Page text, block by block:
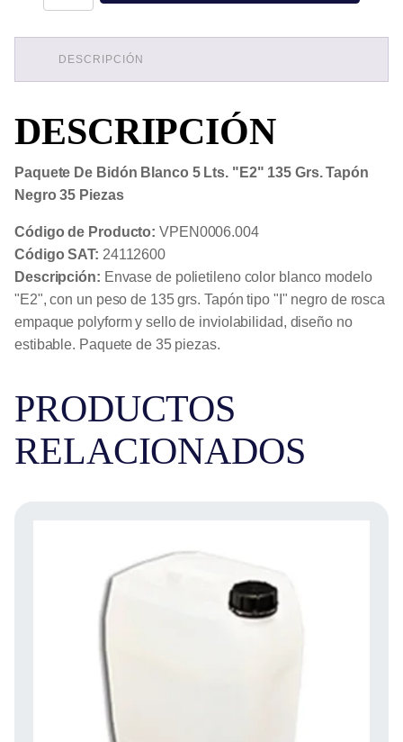
"E2"
Negro
35
Piezas
DESCRIPCIÓN
DESCRIPCIÓN
Paquete De Bidón Blanco 5 Lts. "E2" 135 Grs. Tapón
Negro 35 Piezas
Código de Producto: VPEN0006.004
Código SAT: 24112600
Descripción: Envase de polietileno color blanco modelo
"E2", con un peso de 135 grs. Tapón tipo "I" negro de rosca
empaque polyform y sello de inviolabilidad, diseño no
estibable. Paquete de 35 piezas.
PRODUCTOS
RELACIONADOS